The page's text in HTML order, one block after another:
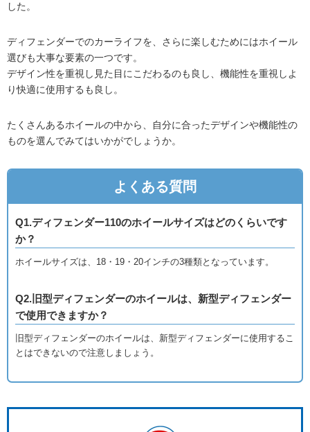
した。
ディフェンダーでのカーライフを、さらに楽しむためにはホイール
選びも大事な要素の一つです。
デザイン性を重視し見た目にこだわるのも良し、機能性を重視しよ
り快適に使用するも良し。
たくさんあるホイールの中から、自分に合ったデザインや機能性の
ものを選んでみてはいかがでしょうか。
よくある質問
Q1.ディフェンダー110のホイールサイズはどのくらいです
か？
ホイールサイズは、18・19・20インチの3種類となっています。
Q2.旧型ディフェンダーのホイールは、新型ディフェンダー
で使用できますか？
旧型ディフェンダーのホイールは、新型ディフェンダーに使用するこ
とはできないので注意しましょう。